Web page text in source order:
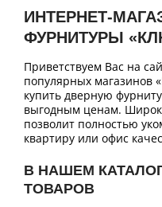
ИНТЕРНЕТ-
ФУРНИТУРЫ
Приветствуем Вас на
популярных магазинов
купить дверную
выгодным ценам.
позволит полностью
квартиру или офис
В НАШЕМ
ТОВАРОВ